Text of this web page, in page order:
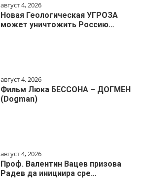
август 4, 2026
Новая Геологическая УГРОЗА
может уничтожить Россию…
август 4, 2026
Фильм Люка БЕССОНА – ДОГМЕН
(Dogman)
август 4, 2026
Проф. Валентин Вацев призова
Радев да инициира сре…